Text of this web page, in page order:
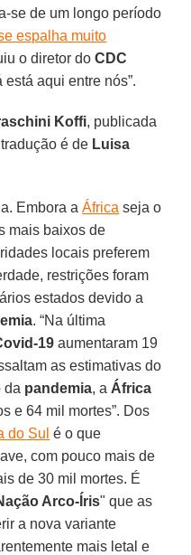
se de um longo período
espalha muito
o diretor doCDC
está aqui entre nós”.
Koffi, publicada
é de Luisa
Embora aÁfrica seja o
mais baixos de
locais preferem
restrições foram
estados devido a
. “Na última
19 aumentaram 19
as estimativas do
da pandemia, a África
e 64 mil mortes”. Dos
do Sul é o que
com pouco mais de
de 30 mil mortes. É
Arco-Íris" que as
a nova variante
mais letal e